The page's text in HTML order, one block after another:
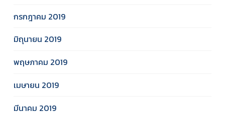
กรกฎาคม 2019
มิถุนายน 2019
พฤษภาคม 2019
เมษายน 2019
มีนาคม 2019